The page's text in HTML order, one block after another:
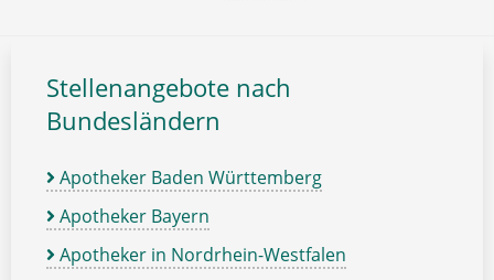
Stellenangebote nach
Bundesländern
Apotheker Baden Württemberg
Apotheker Bayern
Apotheker in Nordrhein-Westfalen